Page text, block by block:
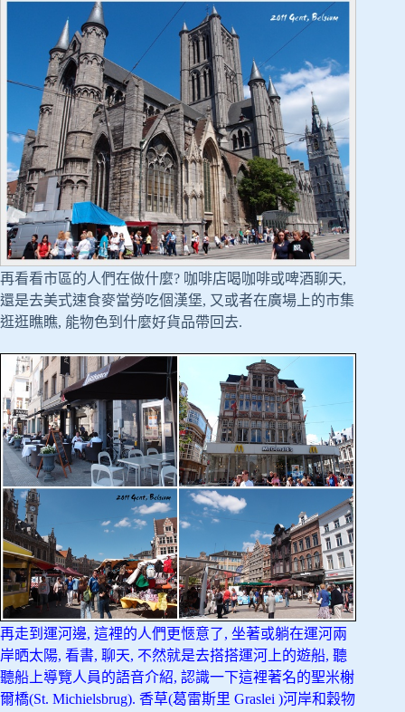
再看看市區的人們在做什麼? 咖啡店喝咖啡或啤酒聊天,
還是去美式速食麥當勞吃個漢堡, 又或者在廣場上的市集
逛逛瞧瞧, 能物色到什麼好貨品帶回去.
再走到運河邊, 這裡的人們更愜意了, 坐著或躺在運河兩
岸晒太陽, 看書, 聊天, 不然就是去搭搭運河上的遊船, 聽
聽船上導覽人員的語音介紹, 認識一下這裡著名的聖米榭
爾橋(St. Michielsbrug). 香草(葛雷斯里 Graslei )河岸和穀物